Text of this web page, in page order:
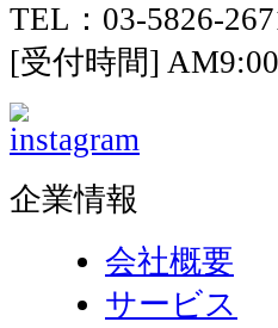
TEL：03-5826-
[受付時間]
企業情報
会社概要
サービス